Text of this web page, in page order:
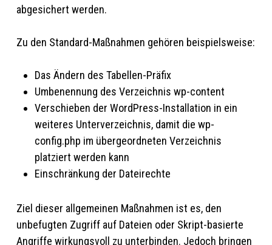
abgesichert werden.
Zu den Standard-Maßnahmen gehören beispielsweise:
Das Ändern des Tabellen-Präfix
Umbenennung des Verzeichnis wp-content
Verschieben der WordPress-Installation in ein
weiteres Unterverzeichnis, damit die wp-
config.php im übergeordneten Verzeichnis
platziert werden kann
Einschränkung der Dateirechte
Ziel dieser allgemeinen Maßnahmen ist es, den
unbefugten Zugriff auf Dateien oder Skript-basierte
Angriffe wirkungsvoll zu unterbinden. Jedoch bringen